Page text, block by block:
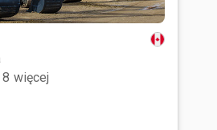
8 więcej